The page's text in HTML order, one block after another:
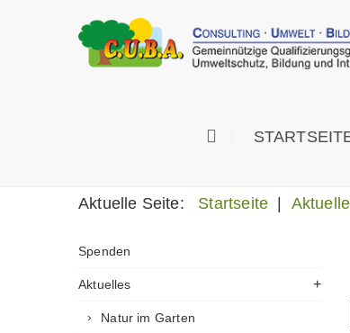
Aktuelle Seite: Startseite
Spenden
Aktuelles
Natur im Garten